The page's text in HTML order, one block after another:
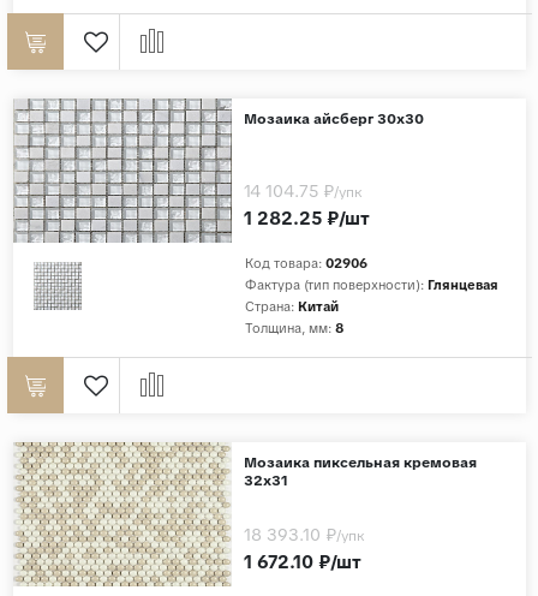
Мозаика айсберг 30х30
Код товара: 02906
Фактура (тип поверхности): Глянцевая
Страна: Китай
Толщина, мм: 8
1 282.25 ₽/шт
14 104.75 ₽/упк
Мозаика пиксельная кремовая
32х31
1 672.10 ₽/шт
18 393.10 ₽/упк